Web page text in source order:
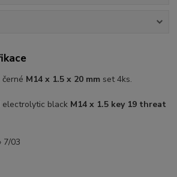
M14 x 1.5 x 20 mm set 4ks.
black M14 x 1.5 key 19 threat
7/03